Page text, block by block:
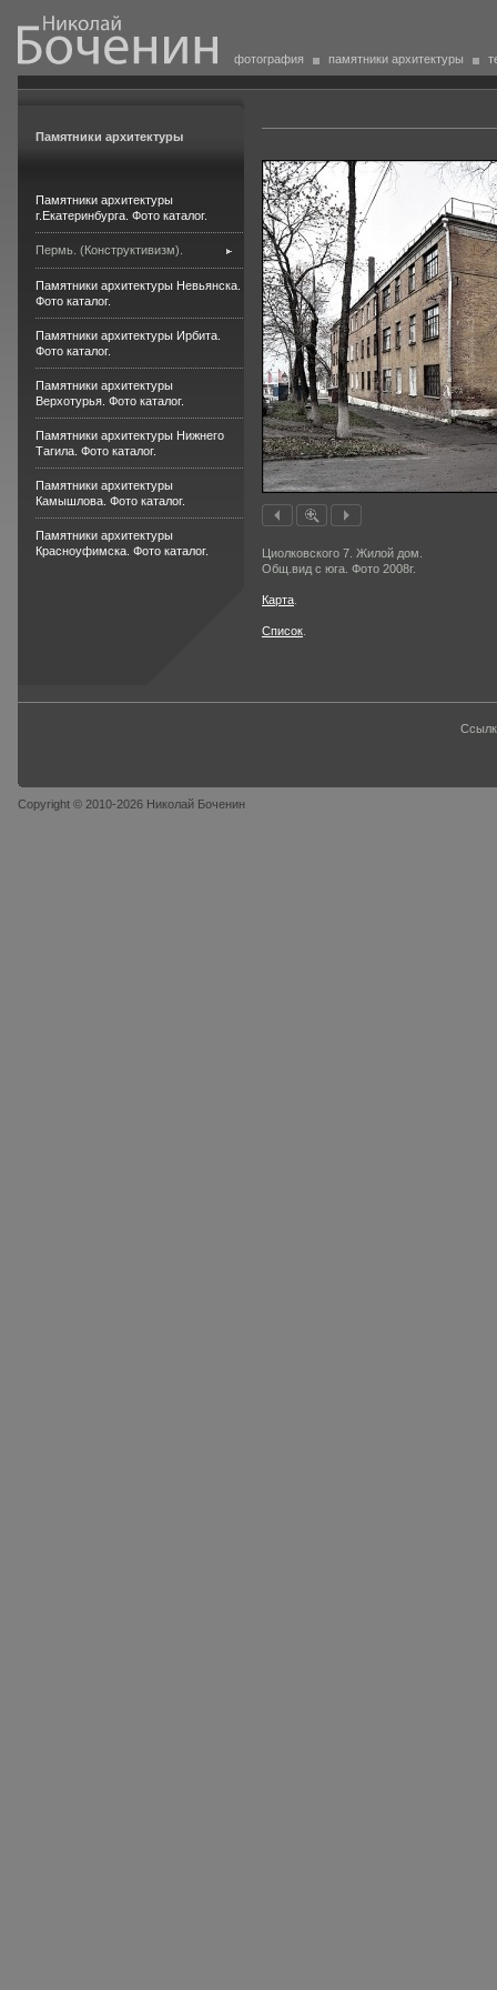
фотография памятники архитектуры
Памятники архитектуры
Памятники архитектуры
г.Екатеринбурга. Фото каталог.
Пермь. (Конструктивизм).
Памятники архитектуры Невьянска.
Фото каталог.
Памятники архитектуры Ирбита.
Фото каталог.
Памятники архитектуры
Верхотурья. Фото каталог.
Памятники архитектуры Нижнего
Тагила. Фото каталог.
Памятники архитектуры
Камышлова. Фото каталог.
Памятники архитектуры
Красноуфимска. Фото каталог.
Циолковского 7. Жилой дом.
Общ.вид с юга. Фото 2008г.
Карта
Список
Copyright © 2010-2026 Николай Боченин